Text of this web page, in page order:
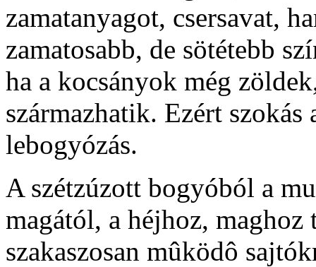
zamatanyagot, csersavat,
zamatosabb, de sötétebb
ha a kocsányok még
származhatik. Ezért
lebogyózás.
A szétzúzott bogyóból a
magától, a héjhoz,
szakaszosan mûködô